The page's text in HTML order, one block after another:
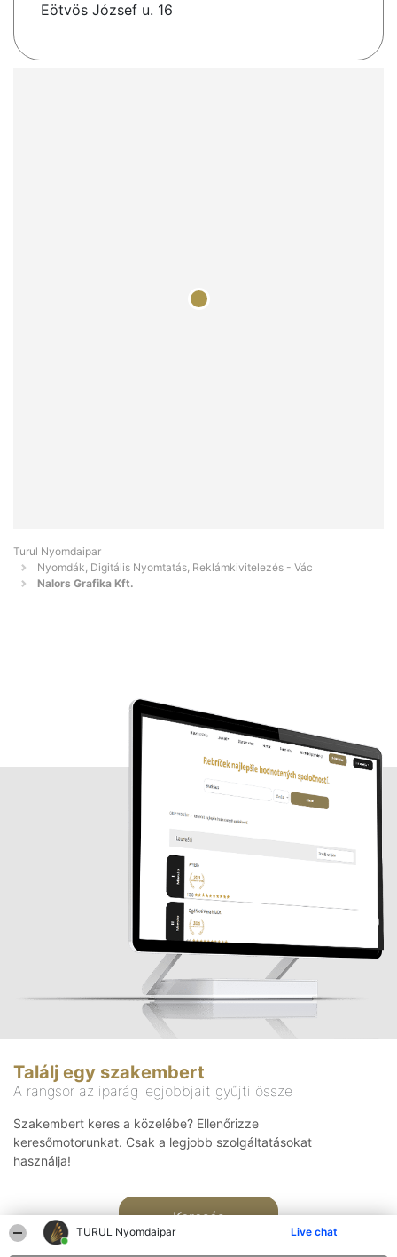
TURUL Nyomdaipar Live chat
Eötvös József u. 16
Turul Nyomdaipar
Nyomdák, Digitális Nyomtatás, Reklámkivitelezés - Vác
Nalors Grafika Kft.
Találj egy szakembert
A rangsor az iparág legjobbjait gyűjti össze
Szakembert keres a közelébe? Ellenőrizze
keresőmotorunkat. Csak a legjobb szolgáltatásokat
használja!
Keresés